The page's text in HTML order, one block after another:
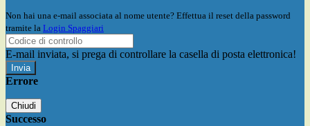
Non hai una e-mail associata al nome utente? Effettua il reset della password
tramite la Login Spaggiari
E-mail inviata, si prega di controllare la casella di posta elettronica!
Errore
Chiudi
Successo